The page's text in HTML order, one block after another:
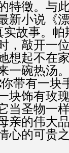
特徵。与
新小说《
实故事。
，敲开一
想起不在
一碗热汤
带有一块
块饰有玫
当圣物一
亲的伟大
心的可贵